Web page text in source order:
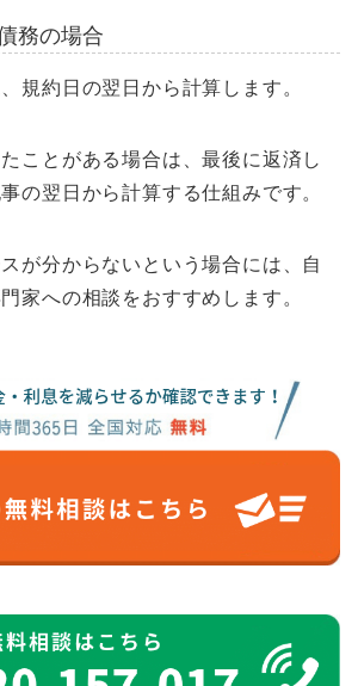
務の場合
規約日の翌日から計算します。
ことがある場合は、最後に返済し
の翌日から計算する仕組みです。
が分からないという場合には、自
家への相談をおすすめします。